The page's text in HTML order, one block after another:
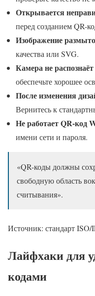
Открывается
перед созданием QR-
Изображение
качества или SVG.
Камера не
обеспечьте хорошее
После изменения
Вернитесь к
Не работает QR-код
имени сети и пароля.
«QR-коды должны
свободную область
считывания».
Источник: стандарт ISO/
Лайфхаки для
кодами